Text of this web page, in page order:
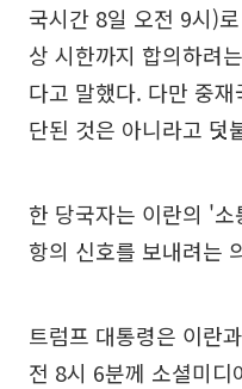
국시간 8일 오전 9시)
상 시한까지 합의하려
다고 말했다. 다만 중
단된 것은 아니라고 덧
한 당국자는 이란의 '
항의 신호를 보내려는
트럼프 대통령은 이란
전 8시 6분께 소셜미